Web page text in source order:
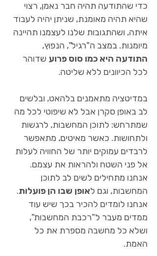
כדי שהתודעה תהיה חבר נאמן, רצוי
שהיא תהיה מאומנת, שניתן יהיה לעבוד
איתה, ושהתגובות שלנו לעצמנו תהיינה
מיומנות. במצב ה"רגיל", הנפוץ,
התודעה היא כמו סוס פרוע שדוהר
לכל הכיוונים ללא שליטה.
במדיטציה מתאמנים בלהאט, ובלשים
לב באופן סקרן אבל לא שיפוטי לכל מה
שמתרחש: לתוכן המחשבות, לרגשות
ולתחושות. כאשר מאיטים, מתאפשר
לרבדים עמוקים יותר של החוויה לעלות
אל פני השטח ולהראות את עצמם.
אנחנו מתחילים לשים לב לתוכן
המחשבות, וגם לאופן שבו הן פועלות.
אנחנו לומדים להכיר בכך שיש עוד
ממדים מעבר ל"רכבת המחשבות",
ושלא כל מחשבה מספרת את כל
האמת.